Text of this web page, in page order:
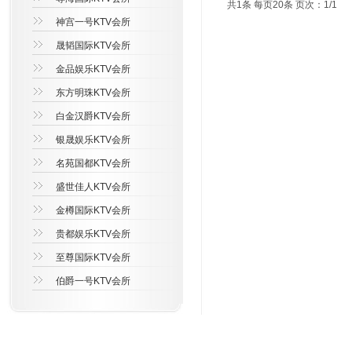
共1条 每页20条 页次：1/1
神宫一号KTV会所
晟韬国际KTV会所
金品娱乐KTV会所
东方明珠KTV会所
白金汉爵KTV会所
银晟娱乐KTV会所
名苑国都KTV会所
盛世佳人KTV会所
金樽国际KTV会所
贵都娱乐KTV会所
至尊国际KTV会所
伯爵一号KTV会所